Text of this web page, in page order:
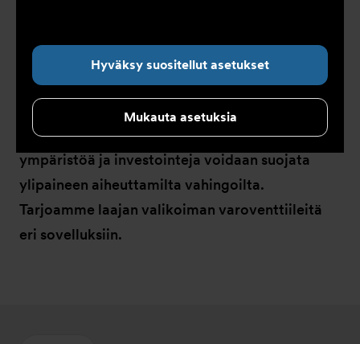
Hyväksy suositellut asetukset
Mukauta asetuksia
Paineenhallinta
Paineenhallinta on olennainen osa
turvallisuutta. Suljetut järjestelmät on
varustettava varoventtiileillä, jotta ihmisiä,
ympäristöä ja investointeja voidaan suojata
ylipaineen aiheuttamilta vahingoilta.
Tarjoamme laajan valikoiman varoventtiileitä
eri sovelluksiin.